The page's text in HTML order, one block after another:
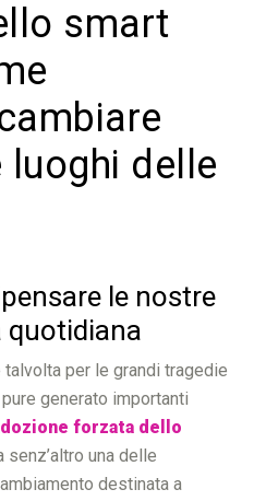
smart
delle
le nostre
quotidiana
per le grandi tragedie
generato importanti
forzata dello
senz’altro una delle
destinata a